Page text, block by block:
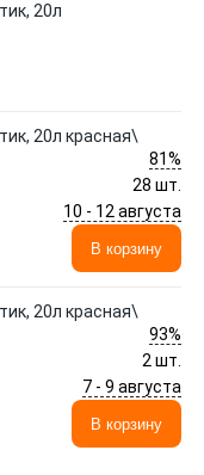
20л
20л красная\
81%
28 шт.
10 - 12 августа
В корзину
20л красная\
93%
2 шт.
7 - 9 августа
В корзину